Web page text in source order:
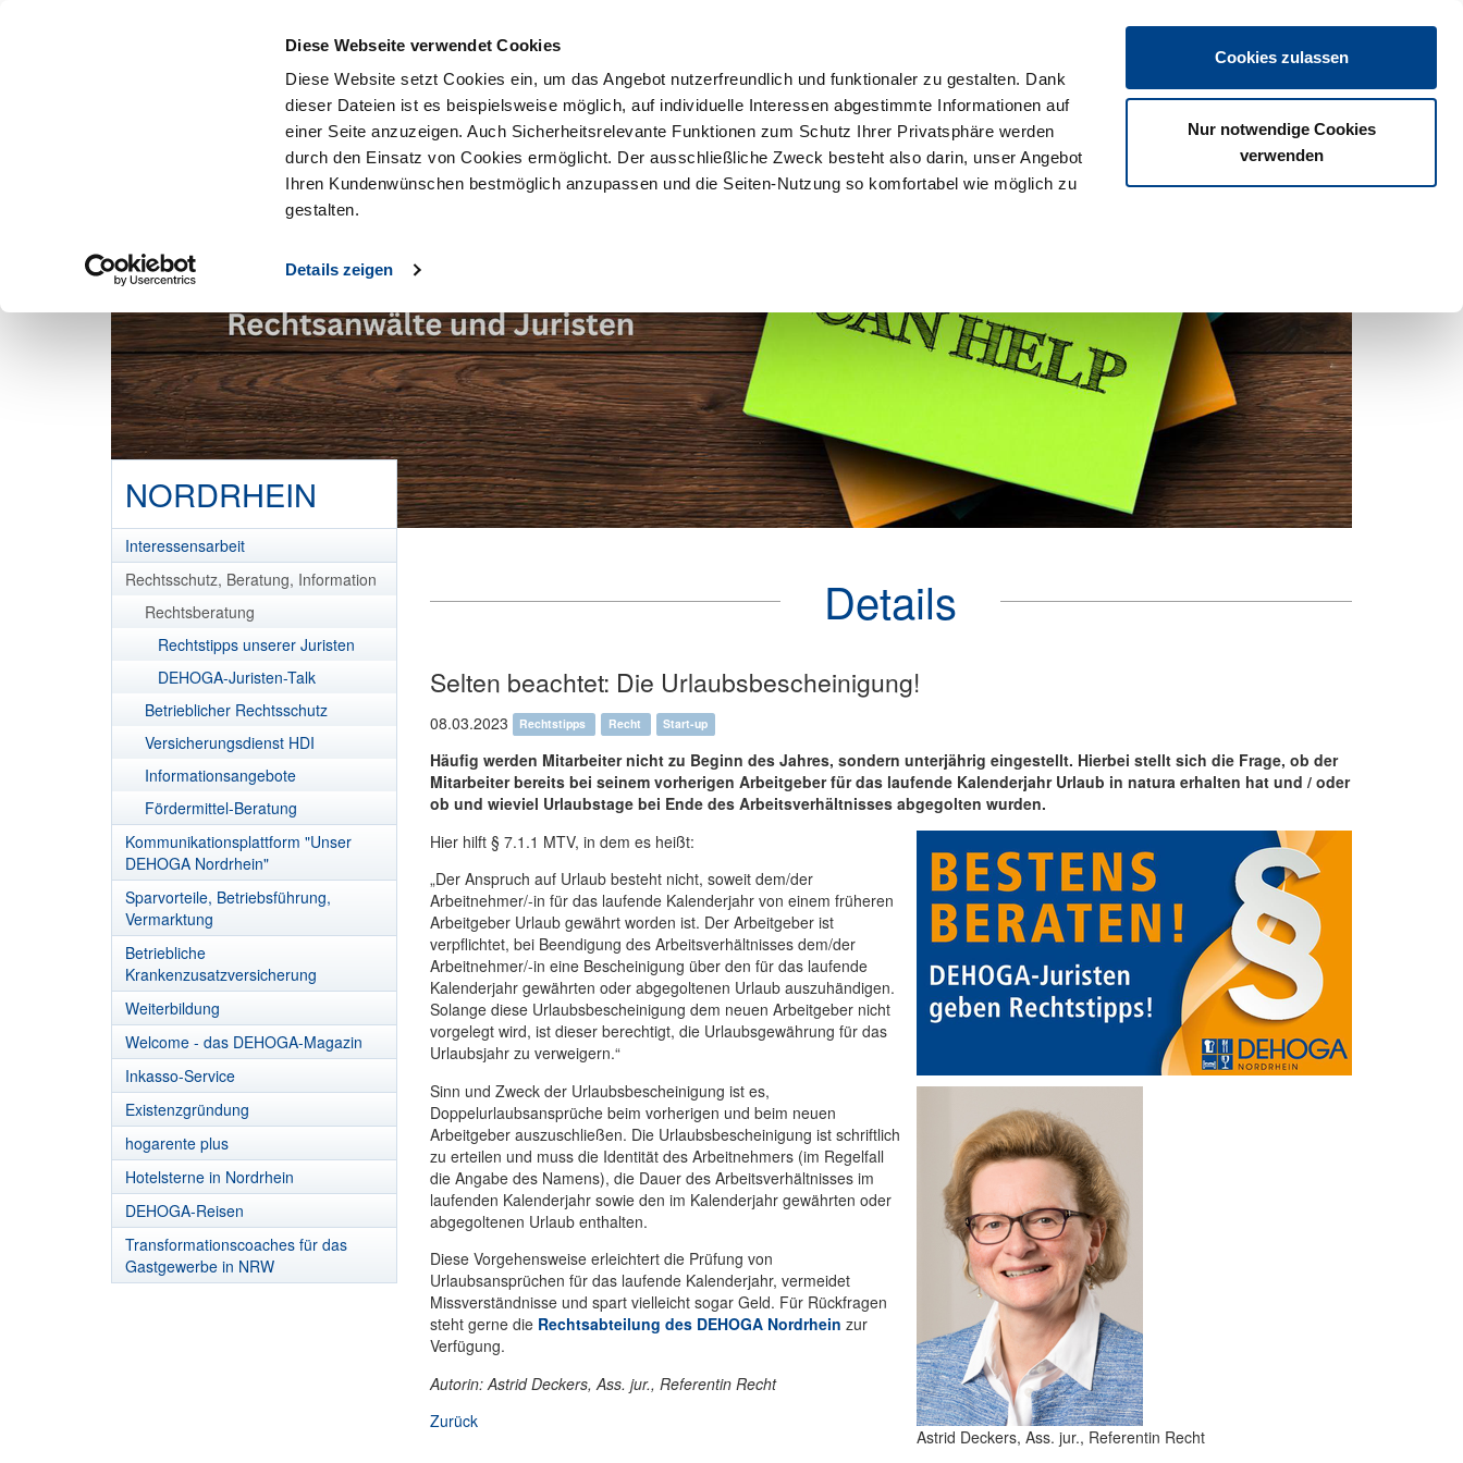
Diese Webseite verwendet Cookies
Diese Website setzt Cookies ein, um das Angebot nutzerfreundlich und funktionaler zu gestalten. Dank
dieser Dateien ist es beispielsweise möglich, auf individuelle Interessen abgestimmte Informationen auf
einer Seite anzuzeigen. Auch Sicherheitsrelevante Funktionen zum Schutz Ihrer Privatsphäre werden
durch den Einsatz von Cookies ermöglicht. Der ausschließliche Zweck besteht also darin, unser Angebot
Ihren Kundenwünschen bestmöglich anzupassen und die Seiten-Nutzung so komfortabel wie möglich zu
gestalten.
Details zeigen
Cookies zulassen
Nur notwendige Cookies
verwenden
Login
Vorteile Über uns Veranstaltungen Download Termine
NORDRHEIN
Interessensarbeit
Rechtsschutz, Beratung, Information
Rechtsberatung
Rechtstipps unserer Juristen
DEHOGA-Juristen-Talk
Betrieblicher Rechtsschutz
Versicherungsdienst HDI
Informationsangebote
Fördermittel-Beratung
Kommunikationsplattform "Unser
DEHOGA Nordrhein"
Sparvorteile, Betriebsführung,
Vermarktung
Betriebliche
Krankenzusatzversicherung
Weiterbildung
Welcome - das DEHOGA-Magazin
Inkasso-Service
Existenzgründung
hogarente plus
Hotelsterne in Nordrhein
DEHOGA-Reisen
Transformationscoaches für das
Gastgewerbe in NRW
Details
Selten beachtet: Die Urlaubsbescheinigung!
08.03.2023 Rechtstipps Recht Start-up
Häufig werden Mitarbeiter nicht zu Beginn des Jahres, sondern unterjährig eingestellt. Hierbei stellt sich die Frage, ob der
Mitarbeiter bereits bei seinem vorherigen Arbeitgeber für das laufende Kalenderjahr Urlaub in natura erhalten hat und / oder
ob und wieviel Urlaubstage bei Ende des Arbeitsverhältnisses abgegolten wurden.
Astrid Deckers, Ass. jur., Referentin Recht
Hier hilft § 7.1.1 MTV, in dem es heißt:
„Der Anspruch auf Urlaub besteht nicht, soweit dem/der
Arbeitnehmer/-in für das laufende Kalenderjahr von einem früheren
Arbeitgeber Urlaub gewährt worden ist. Der Arbeitgeber ist
verpflichtet, bei Beendigung des Arbeitsverhältnisses dem/der
Arbeitnehmer/-in eine Bescheinigung über den für das laufende
Kalenderjahr gewährten oder abgegoltenen Urlaub auszuhändigen.
Solange diese Urlaubsbescheinigung dem neuen Arbeitgeber nicht
vorgelegt wird, ist dieser berechtigt, die Urlaubsgewährung für das
Urlaubsjahr zu verweigern.“
Sinn und Zweck der Urlaubsbescheinigung ist es,
Doppelurlaubsansprüche beim vorherigen und beim neuen
Arbeitgeber auszuschließen. Die Urlaubsbescheinigung ist schriftlich
zu erteilen und muss die Identität des Arbeitnehmers (im Regelfall
die Angabe des Namens), die Dauer des Arbeitsverhältnisses im
laufenden Kalenderjahr sowie den im Kalenderjahr gewährten oder
abgegoltenen Urlaub enthalten.
Diese Vorgehensweise erleichtert die Prüfung von
Urlaubsansprüchen für das laufende Kalenderjahr, vermeidet
Missverständnisse und spart vielleicht sogar Geld. Für Rückfragen
steht gerne die Rechtsabteilung des DEHOGA Nordrhein zur
Verfügung.
Autorin: Astrid Deckers, Ass. jur., Referentin Recht
Zurück